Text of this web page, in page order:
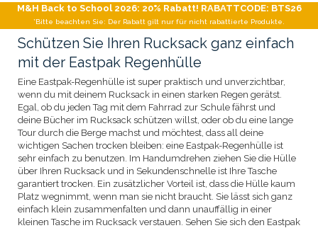
M&H Back to School 2026: 20% Rabatt! RABATTCODE: BTS26
*Bitte beachten Sie: Der Rabatt gilt nur für nicht rabattierte Produkte.
Schützen Sie Ihren Rucksack ganz einfach
mit der Eastpak Regenhülle
Eine Eastpak-Regenhülle ist super praktisch und unverzichtbar,
wenn du mit deinem Rucksack in einen starken Regen gerätst.
Egal, ob du jeden Tag mit dem Fahrrad zur Schule fährst und
deine Bücher im Rucksack schützen willst, oder ob du eine lange
Tour durch die Berge machst und möchtest, dass all deine
wichtigen Sachen trocken bleiben: eine Eastpak-Regenhülle ist
sehr einfach zu benutzen. Im Handumdrehen ziehen Sie die Hülle
über Ihren Rucksack und in Sekundenschnelle ist Ihre Tasche
garantiert trocken. Ein zusätzlicher Vorteil ist, dass die Hülle kaum
Platz wegnimmt, wenn man sie nicht braucht. Sie lässt sich ganz
einfach klein zusammenfalten und dann unauffällig in einer
kleinen Tasche im Rucksack verstauen. Sehen Sie sich den Eastpak